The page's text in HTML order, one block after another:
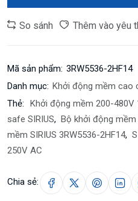
So sánh Thêm vào yêu
Mã sản phẩm: 3RW5536-2HF14
Danh mục: Khởi động mềm cao
Thẻ:
Khởi động mềm 200-480V
safe SIRIUS, Bộ khởi động
mềm SIRIUS 3RW5536-2HF14,
250V AC
Chia sẻ: